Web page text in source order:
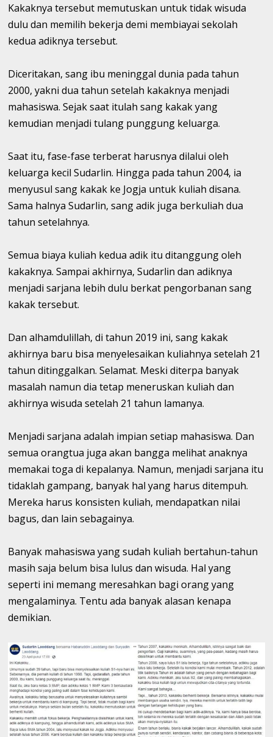
Kakaknya tersebut memutuskan untuk tidak wisuda
dulu dan memilih bekerja demi membiayai sekolah
kedua adiknya tersebut.
Diceritakan, sang ibu meninggal dunia pada tahun
2000, yakni dua tahun setelah kakaknya menjadi
mahasiswa. Sejak saat itulah sang kakak yang
kemudian menjadi tulang punggung keluarga.
Saat itu, fase-fase terberat harusnya dilalui oleh
keluarga kecil Sudarlin. Hingga pada tahun 2004, ia
menyusul sang kakak ke Jogja untuk kuliah disana.
Sama halnya Sudarlin, sang adik juga berkuliah dua
tahun setelahnya.
Semua biaya kuliah kedua adik itu ditanggung oleh
kakaknya. Sampai akhirnya, Sudarlin dan adiknya
menjadi sarjana lebih dulu berkat pengorbanan sang
kakak tersebut.
Dan alhamdulillah, di tahun 2019 ini, sang kakak
akhirnya baru bisa menyelesaikan kuliahnya setelah 21
tahun ditinggalkan. Selamat. Meski diterpa banyak
masalah namun dia tetap meneruskan kuliah dan
akhirnya wisuda setelah 21 tahun lamanya.
Menjadi sarjana adalah impian setiap mahasiswa. Dan
semua orangtua juga akan bangga melihat anaknya
memakai toga di kepalanya. Namun, menjadi sarjana itu
tidaklah gampang, banyak hal yang harus ditempuh.
Mereka harus konsisten kuliah, mendapatkan nilai
bagus, dan lain sebagainya.
Banyak mahasiswa yang sudah kuliah bertahun-tahun
masih saja belum bisa lulus dan wisuda. Hal yang
seperti ini memang meresahkan bagi orang yang
mengalaminya. Tentu ada banyak alasan kenapa
demikian.